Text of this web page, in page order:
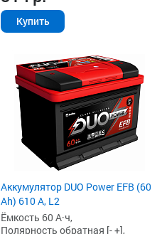
Купить
Аккумулятор DUO Power EFB (60
Ah) 610 А, L2
Ёмкость 60 А·ч,
Полярность обратная [- +],